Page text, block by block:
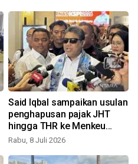
Said Iqbal sampaikan usulan
penghapusan pajak JHT
hingga THR ke Menkeu
Purbaya
Rabu, 8 Juli 2026